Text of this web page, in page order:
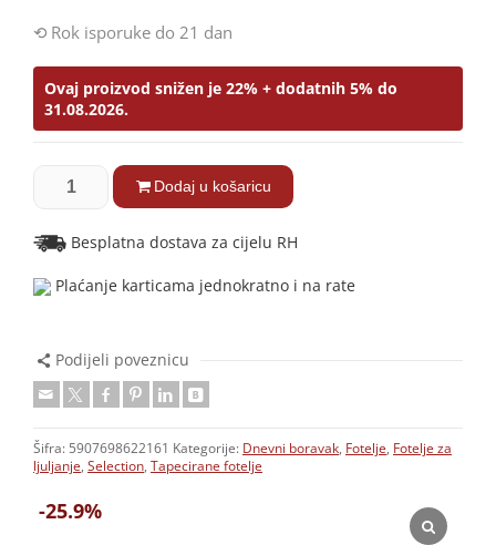
-25.9%
Rok isporuke do 21 dan
Ovaj proizvod snižen je 22% + dodatnih 5% do
31.08.2026.
Dodaj u košaricu
Besplatna dostava za cijelu RH
Plaćanje karticama jednokratno i na rate
Podijeli poveznicu
Šifra: 5907698622161 Kategorije: Dnevni boravak, Fotelje, Fotelje za
ljuljanje, Selection, Tapecirane fotelje